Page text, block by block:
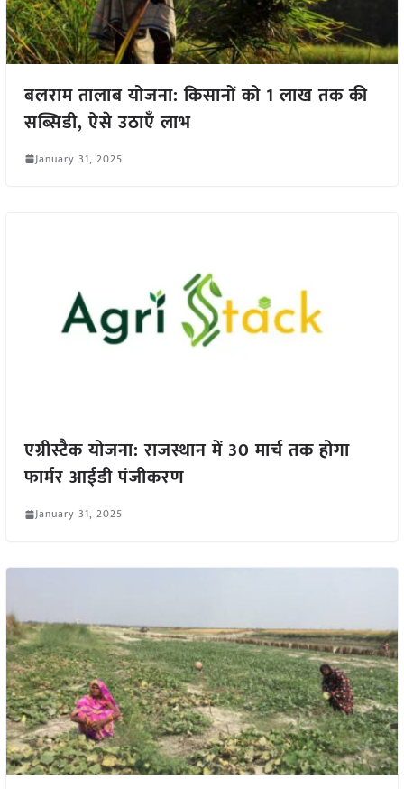
बलराम तालाब योजना: किसानों को 1 लाख तक की
सब्सिडी, ऐसे उठाएँ लाभ
January 31, 2025
एग्रीस्टैक योजना: राजस्थान में 30 मार्च तक होगा
फार्मर आईडी पंजीकरण
January 31, 2025